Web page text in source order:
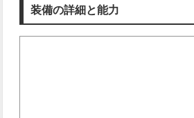
装備の詳細と能力